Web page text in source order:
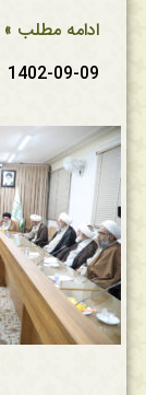
ادامه مطلب »
1402-09-09